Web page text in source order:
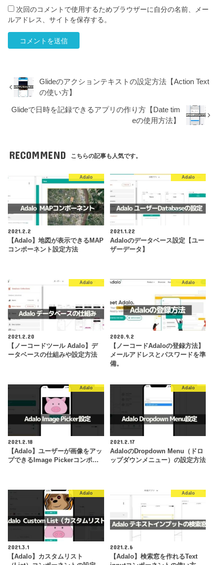
次回のコメントで使用するためブラウザーに自分の名前、メー
ルアドレス、サイトを保存する。
Glideのアクションテキストの設定方法【Action Text
の使い方】
Glideで日時を記録できるアプリの作り方【Date tim
eの使用方法】
RECOMMEND こちらの記事も人気です。
Adalo
2021.2.2
【Adalo】地図が表示できるMAP
コンポーネント設定方法
Adalo
2021.1.22
Adaloのデータベース設定【ユー
ザーデータ】
Adalo
2021.2.20
【ノーコードツール Adalo】デ
ータベースの仕組みや設定方法
Adalo
2020.9.2
【ノーコードAdaloの登録方法】
メールアドレスとパスワードを準
備。
Adalo
2021.2.18
【Adalo】ユーザーが画像をアッ
プできるImage Pickerコンポ…
Adalo
2021.2.17
AdaloのDropdown Menu（ドロ
ップダウンメニュー）の設定方法
Adalo
2021.3.1
【Adalo】カスタムリスト
Adalo
2021.2.6
【Adalo】検索窓を作れるText